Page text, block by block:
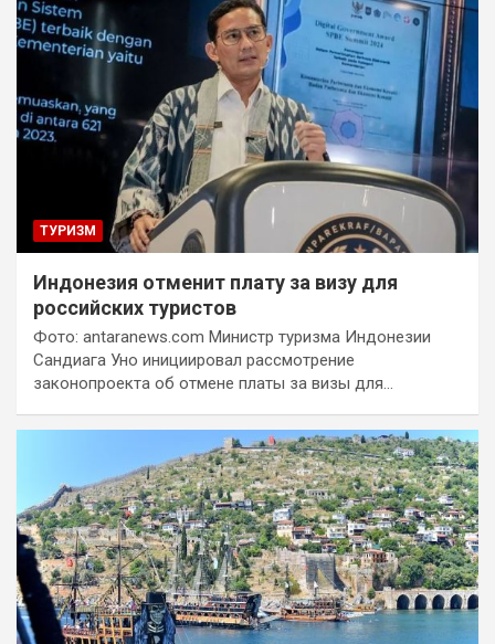
ТУРИЗМ
Индонезия отменит плату за визу для
российских туристов
Фото: antaranews.com Министр туризма Индонезии
Сандиага Уно инициировал рассмотрение
законопроекта об отмене платы за визы для…